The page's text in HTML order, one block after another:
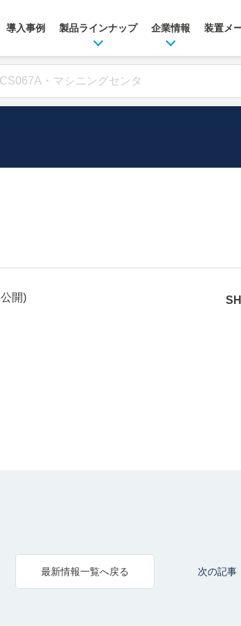
導入事例 製品ラインナップ 企業情報 装置メ
公開)
最新情報一覧へ戻る 次の記事